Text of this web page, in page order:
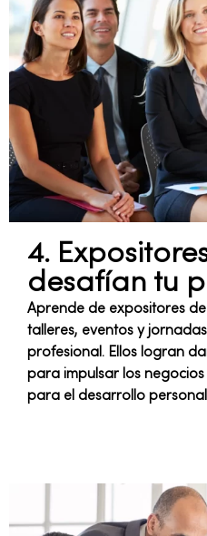
4.
desafían tu
Aprende de expositores
talleres, eventos y
profesional. Ellos logran
para impulsar los
para el desarrollo